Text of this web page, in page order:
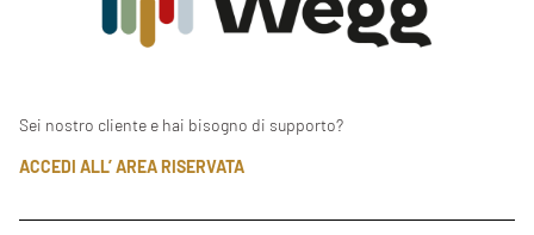
Sei nostro cliente e hai bisogno di supporto?
ACCEDI ALL’ AREA RISERVATA